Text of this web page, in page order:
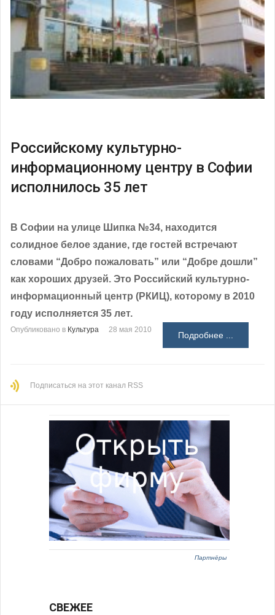
Российскому культурно-
информационному центру в Софии
исполнилось 35 лет
В Софии на улице Шипка №34, находится
солидное белое здание, где гостей встречают
словами “Добро пожаловать” или “Добре дошли”
как хороших друзей. Это Российский культурно-
информационный центр (РКИЦ), которому в 2010
году исполняется 35 лет.
Опубликовано в Культура 28 мая 2010
Подробнее ...
Подписаться на этот канал RSS
Партнёры
СВЕЖЕЕ